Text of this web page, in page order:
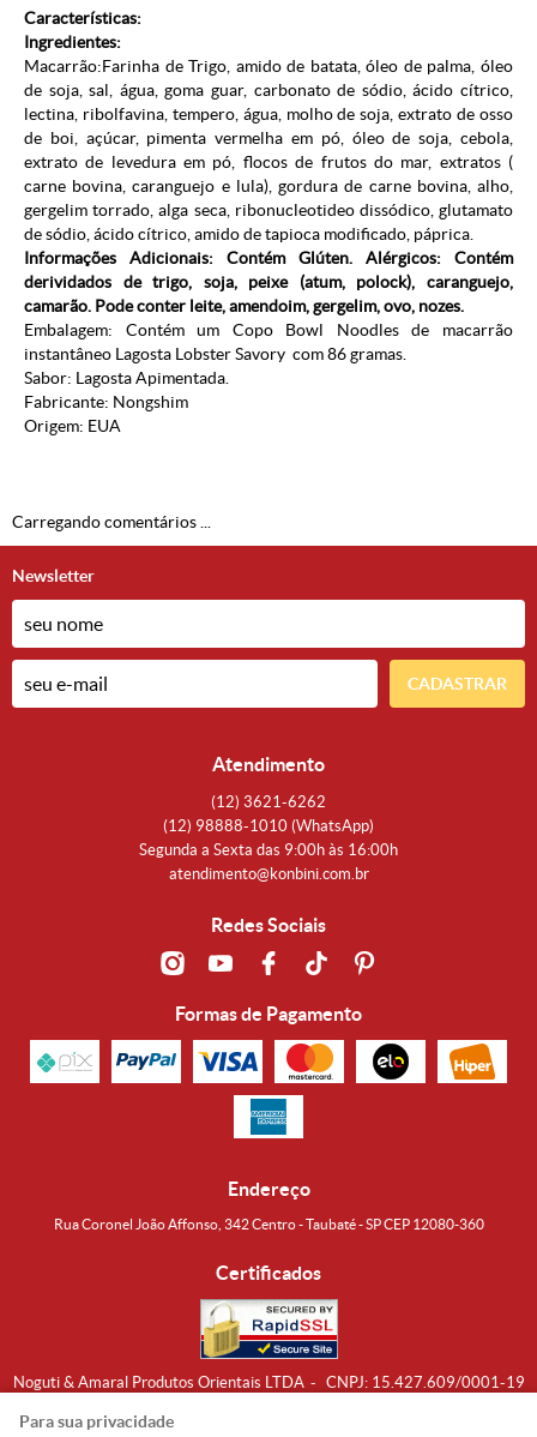
Características:
Ingredientes:
Macarrão:Farinha de Trigo, amido de batata, óleo de palma, óleo
de soja, sal, água, goma guar, carbonato de sódio, ácido cítrico,
lectina, ribolfavina, tempero, água, molho de soja, extrato de osso
de boi, açúcar, pimenta vermelha em pó, óleo de soja, cebola,
extrato de levedura em pó, flocos de frutos do mar, extratos (
carne bovina, caranguejo e lula), gordura de carne bovina, alho,
gergelim torrado, alga seca, ribonucleotideo dissódico, glutamato
de sódio, ácido cítrico, amido de tapioca modificado, páprica.
Informações Adicionais: Contém Glúten. Alérgicos: Contém
derividados de trigo, soja, peixe (atum, polock), caranguejo,
camarão. Pode conter leite, amendoim, gergelim, ovo, nozes.
Embalagem: Contém um Copo Bowl Noodles de macarrão
instantâneo Lagosta Lobster Savory com 86 gramas.
Sabor: Lagosta Apimentada.
Fabricante: Nongshim
Origem: EUA
Carregando comentários ...
Newsletter
CADASTRAR
Atendimento
(12) 3621-6262
(12) 98888-1010 (WhatsApp)
Segunda a Sexta das 9:00h às 16:00h
atendimento@konbini.com.br
Redes Sociais
Formas de Pagamento
Endereço
Rua Coronel João Affonso, 342 Centro - Taubaté - SP CEP 12080-360
Certificados
Noguti & Amaral Produtos Orientais LTDA CNPJ: 15.427.609/0001-19
Para sua privacidade